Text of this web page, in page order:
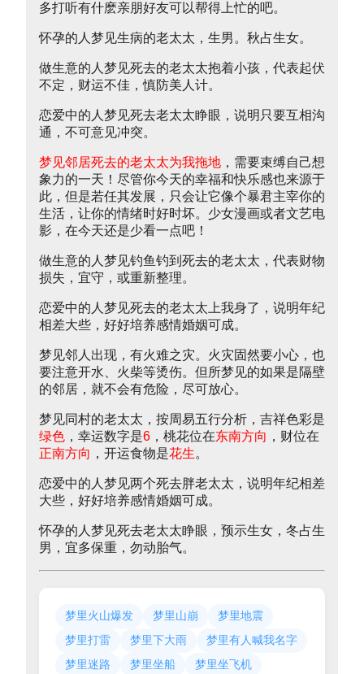
多打听有什麽亲朋好友可以帮得上忙的吧。
怀孕的人梦见生病的老太太，生男。秋占生女。
做生意的人梦见死去的老太太抱着小孩，代表起伏
不定，财运不佳，慎防美人计。
恋爱中的人梦见死去老太太睁眼，说明只要互相沟
通，不可意见冲突。
梦见邻居死去的老太太为我拖地 ，需要束缚自己想
象力的一天！尽管你今天的幸福和快乐感也来源于
此，但是若任其发展，只会让它像个暴君主宰你的
生活，让你的情绪时好时坏。少女漫画或者文艺电
影，在今天还是少看一点吧！
做生意的人梦见钓鱼钓到死去的老太太，代表财物
损失，宜守，或重新整理。
恋爱中的人梦见死去的老太太上我身了，说明年纪
相差大些，好好培养感情婚姻可成。
梦见邻人出现，有火难之灾。火灾固然要小心，也
要注意开水、火柴等烫伤。但所梦见的如果是隔壁
的邻居，就不会有危险，尽可放心。
梦见同村的老太太，按周易五行分析，吉祥色彩是
绿色 ，幸运数字是6 ，桃花位在东南方向 ，财位在
正南方向 ，开运食物是花生。
恋爱中的人梦见两个死去胖老太太，说明年纪相差
大些，好好培养感情婚姻可成。
怀孕的人梦见死去老太太睁眼，预示生女，冬占生
男，宜多保重，勿动胎气。
梦里火山爆发 梦里山崩
梦里地震
梦里打雷
梦里下大雨
梦里有人喊我名字
梦里迷路
梦里坐船 梦里坐飞机